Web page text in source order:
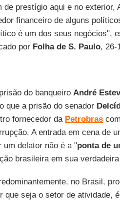
prestígio aqui e no exterior,
financeiro de alguns
é um dos seus negócios",
por Folha de S. Paulo, 26-
do banqueiro André
que a prisão do senador
fornecedor da Petrobras
A entrada em cena de
um delator não é a "ponta de
brasileira em sua
no Brasil,
que seja o setor de atividade,